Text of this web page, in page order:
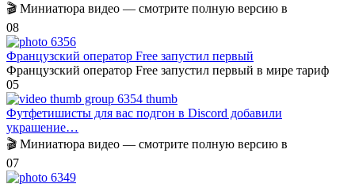
🎬 Миниатюра видео — смотрите полную версию в
08
Французский оператор Free запустил первый
Французский оператор Free запустил первый в мире тариф
05
Футфетишисты для вас подгон в Discord добавили
украшение…
🎬 Миниатюра видео — смотрите полную версию в
07